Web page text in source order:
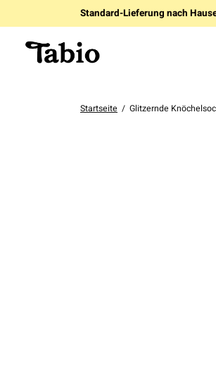
Standard-Lieferung nach
Startseite / Glitzernde